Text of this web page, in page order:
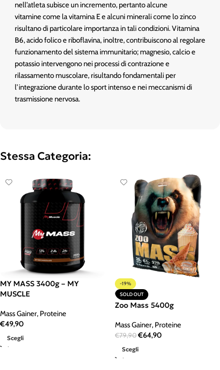
nell’atleta subisce un incremento, pertanto alcune
vitamine come la vitamina E e alcuni minerali come lo zinco
risultano di particolare importanza in tali condizioni. Vitamina
B6, acido folico e riboflavina, inoltre, contribuiscono al regolare
funzionamento del sistema immunitario; magnesio, calcio e
potassio intervengono nei processi di contrazione e
rilassamento muscolare, risultando fondamentali per
l’integrazione durante lo sport intenso e nei meccanismi di
trasmissione nervosa.
Stessa Categoria:
MY MASS 3400g – MY
MUSCLE
Mass Gainer, Proteine
€49,90
Scegli
-19%
SOLD OUT
Zoo Mass 5400g
Mass Gainer, Proteine
€79,90€64,90
Scegli